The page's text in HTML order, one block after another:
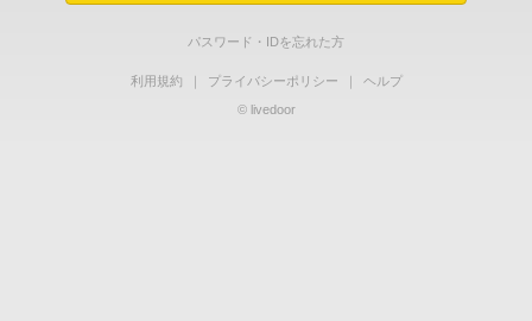
パスワード・IDを忘れた方
利用規約 ｜ プライバシーポリシー ｜
ヘルプ
© livedoor